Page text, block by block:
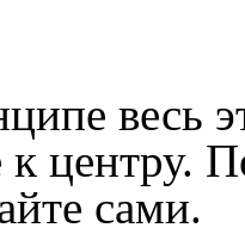
весь
к центру.
сами.